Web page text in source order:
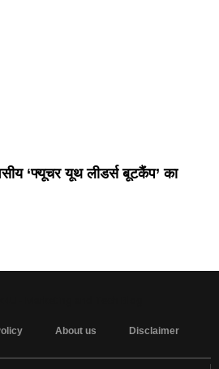
‘फ्यूचर यूथ लीडर्स बूटकैंप’ का
About us Disclaimer